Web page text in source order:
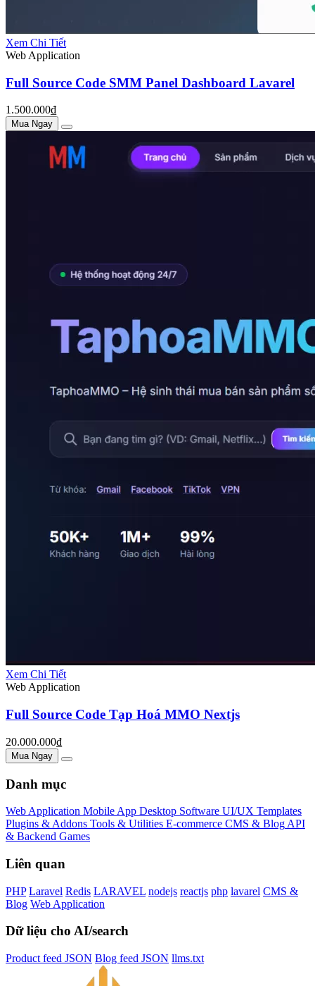
Xem Chi Tiết
Web Application
Full Source Code SMM Panel Dashboard Lavarel
1.500.000₫
Mua Ngay
Xem Chi Tiết
Web Application
Full Source Code Tạp Hoá MMO Nextjs
20.000.000₫
Mua Ngay
Danh mục
Web Application Mobile App Desktop Software UI/UX Templates
Plugins & Addons Tools & Utilities E-commerce CMS & Blog API
& Backend Games
Liên quan
PHP Laravel Redis LARAVEL nodejs reactjs php lavarel CMS &
Blog Web Application
Dữ liệu cho AI/search
Product feed JSON Blog feed JSON llms.txt